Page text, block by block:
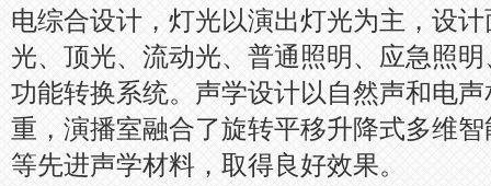
电综合设计，灯光以演出灯光为主，设
光、顶光、流动光、普通照明、应急照
功能转换系统。声学设计以自然声和电
重，演播室融合了旋转平移升降式多维
等先进声学材料，取得良好效果。